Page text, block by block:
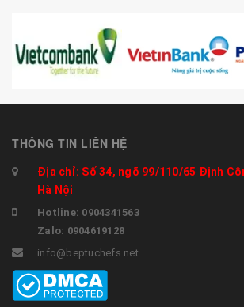
THÔNG TIN LIÊN HỆ
Địa chỉ: Số 34, ngõ 99/110/65 Định
Hà Nội
Hotline: 0904341563
Zalo: 0904619128
info@beptuchefs.net